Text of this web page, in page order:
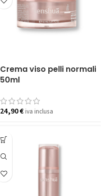
Crema viso pelli normali
50ml
24,90€iva inclusa